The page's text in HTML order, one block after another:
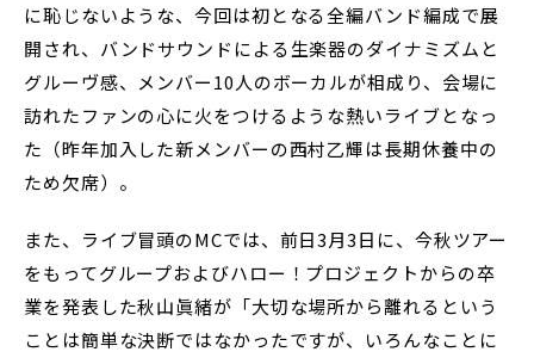
に恥じないような、今回は初となる全編バンド編成で展
開され、バンドサウンドによる生楽器のダイナミズムと
グルーヴ感、メンバー10人のボーカルが相成り、会場に
訪れたファンの心に火をつけるような熱いライブとなっ
た（昨年加入した新メンバーの西村乙輝は長期休養中の
ため欠席）。
また、ライブ冒頭のMCでは、前日3月3日に、今秋ツアー
をもってグループおよびハロー！プロジェクトからの卒
業を発表した秋山眞緒が「大切な場所から離れるという
ことは簡単な決断ではなかったですが、いろんなことに